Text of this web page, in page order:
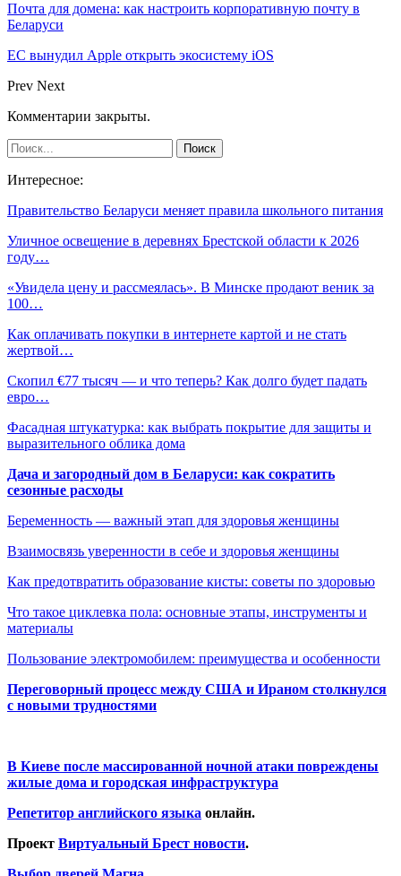
Почта для домена: как настроить корпоративную почту в
Беларуси
ЕС вынудил Apple открыть экосистему iOS
Prev Next
Комментарии закрыты.
Интересное:
Правительство Беларуси меняет правила школьного питания
Уличное освещение в деревнях Брестской области к 2026
году…
«Увидела цену и рассмеялась». В Минске продают веник за
100…
Как оплачивать покупки в интернете картой и не стать
жертвой…
Скопил €77 тысяч — и что теперь? Как долго будет падать
евро…
Фасадная штукатурка: как выбрать покрытие для защиты и
выразительного облика дома
Дача и загородный дом в Беларуси: как сократить
сезонные расходы
Беременность — важный этап для здоровья женщины
Взаимосвязь уверенности в себе и здоровья женщины
Как предотвратить образование кисты: советы по здоровью
Что такое циклевка пола: основные этапы, инструменты и
материалы
Пользование электромобилем: преимущества и особенности
Переговорный процесс между США и Ираном столкнулся
с новыми трудностями
В Киеве после массированной ночной атаки повреждены
жилые дома и городская инфраструктура
Репетитор английского языка онлайн.
Проект Виртуальный Брест новости.